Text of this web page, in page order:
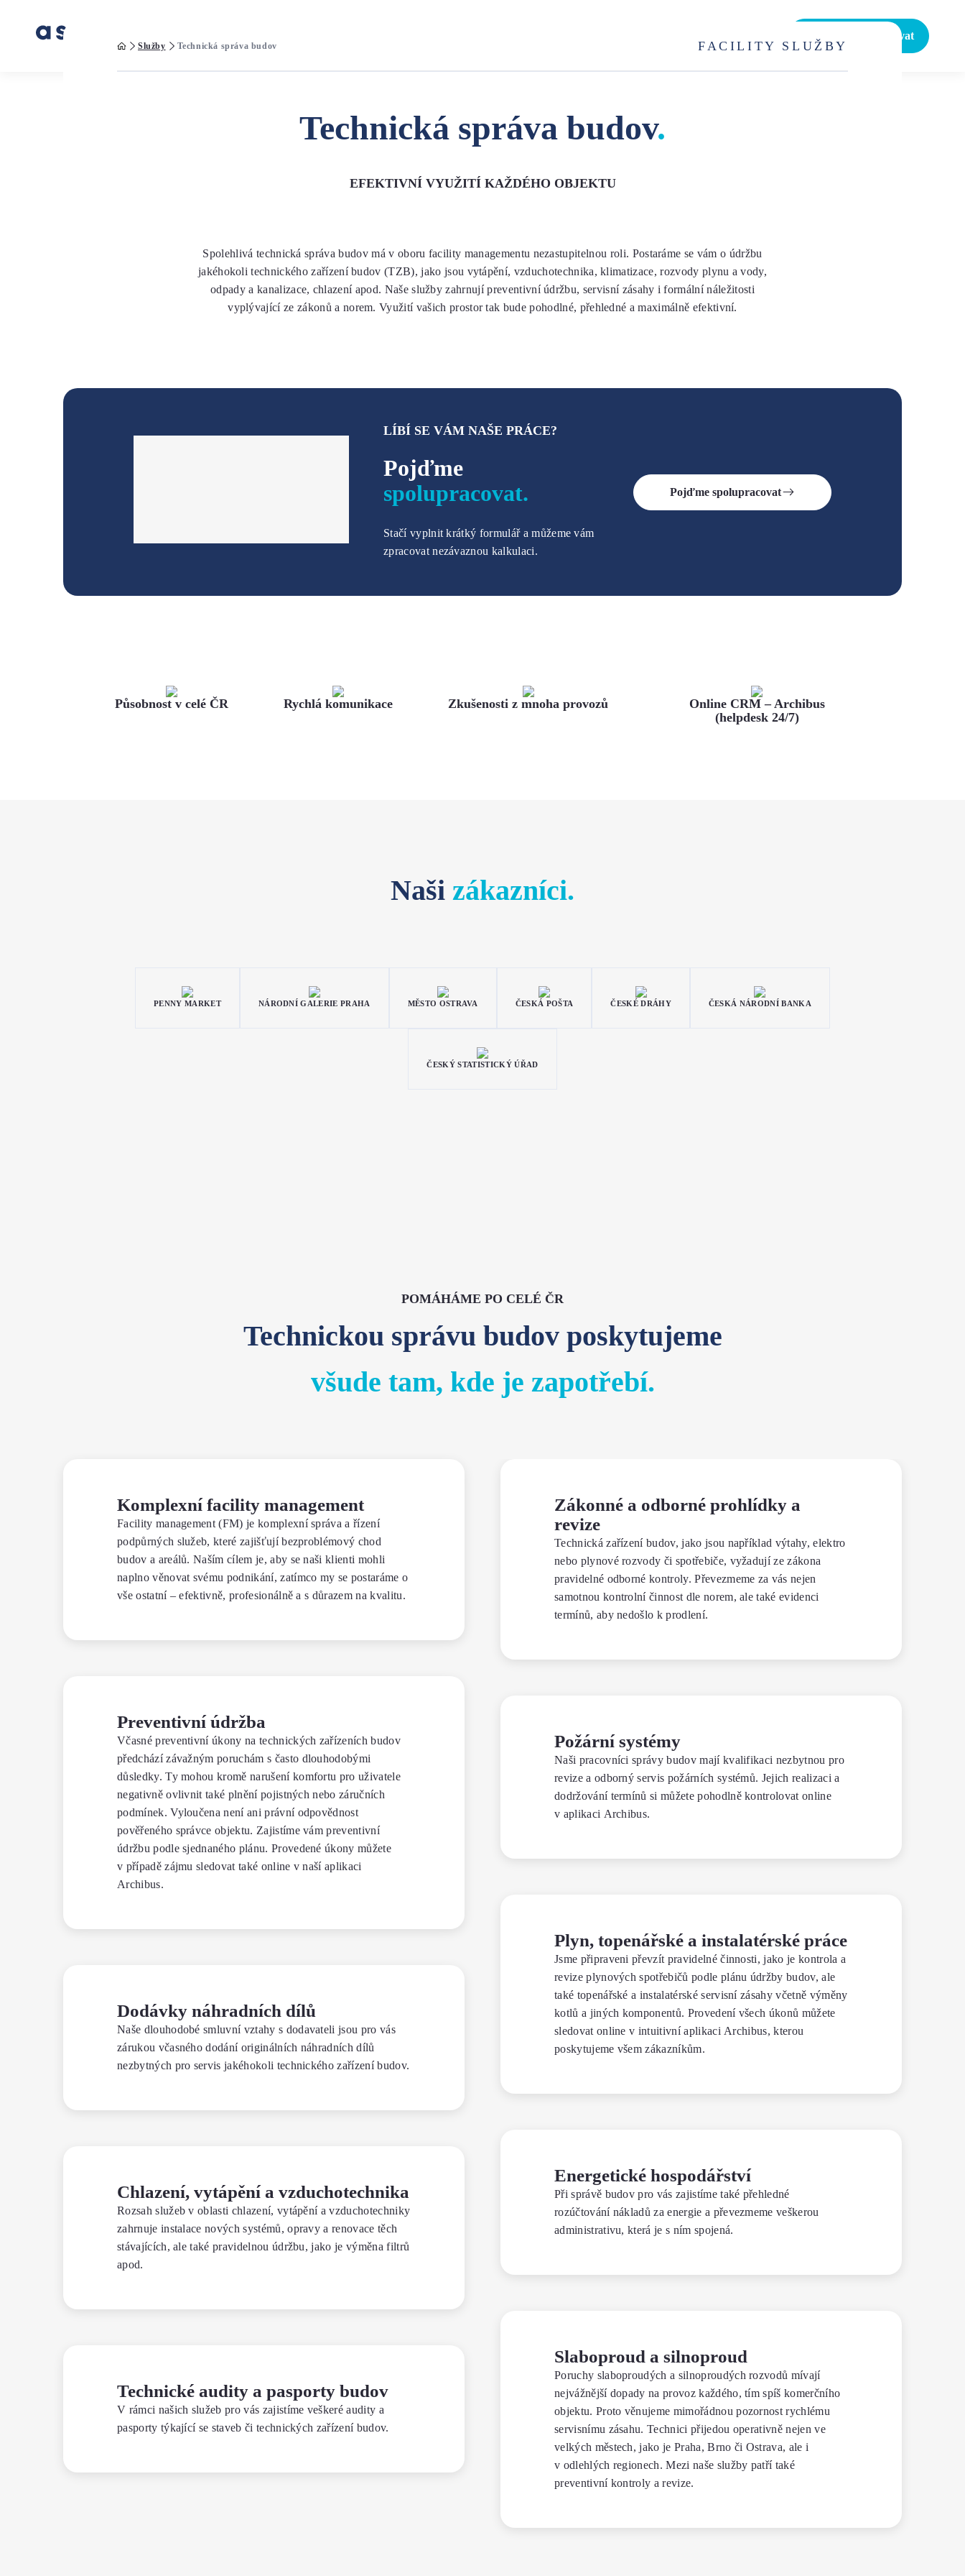
Pojďme spolupracovat
Služby Technická správa budov FACILITY SLUŽBY
Technická správa budov.
EFEKTIVNÍ VYUŽITÍ KAŽDÉHO OBJEKTU
Spolehlivá technická správa budov má v oboru facility managementu nezastupitelnou roli. Postaráme se vám o údržbu
jakéhokoli technického zařízení budov (TZB), jako jsou vytápění, vzduchotechnika, klimatizace, rozvody plynu a vody,
odpady a kanalizace, chlazení apod. Naše služby zahrnují preventivní údržbu, servisní zásahy i formální náležitosti
vyplývající ze zákonů a norem. Využití vašich prostor tak bude pohodlné, přehledné a maximálně efektivní.
LÍBÍ SE VÁM NAŠE PRÁCE?
Pojďme
spolupracovat.
Stačí vyplnit krátký formulář a můžeme vám
zpracovat nezávaznou kalkulaci.
Pojďme spolupracovat
Působnost v celé ČR Rychlá komunikace Zkušenosti z mnoha provozů
Online CRM – Archibus
(helpdesk 24/7)
Naši zákazníci.
PENNY MARKET NÁRODNÍ GALERIE PRAHA MĚSTO OSTRAVA ČESKÁ POŠTA ČESKÉ DRÁHY ČESKÁ NÁRODNÍ BANKA
ČESKÝ STATISTICKÝ ÚŘAD
POMÁHÁME PO CELÉ ČR
Technickou správu budov poskytujeme
všude tam, kde je zapotřebí.
Komplexní facility management
Facility management (FM) je komplexní správa a řízení
podpůrných služeb, které zajišťují bezproblémový chod
budov a areálů. Naším cílem je, aby se naši klienti mohli
naplno věnovat svému podnikání, zatímco my se postaráme o
vše ostatní – efektivně, profesionálně a s důrazem na kvalitu.
Preventivní údržba
Včasné preventivní úkony na technických zařízeních budov
předchází závažným poruchám s často dlouhodobými
důsledky. Ty mohou kromě narušení komfortu pro uživatele
negativně ovlivnit také plnění pojistných nebo záručních
podmínek. Vyloučena není ani právní odpovědnost
pověřeného správce objektu. Zajistíme vám preventivní
údržbu podle sjednaného plánu. Provedené úkony můžete
v případě zájmu sledovat také online v naší aplikaci
Archibus.
Dodávky náhradních dílů
Naše dlouhodobé smluvní vztahy s dodavateli jsou pro vás
zárukou včasného dodání originálních náhradních dílů
nezbytných pro servis jakéhokoli technického zařízení budov.
Chlazení, vytápění a vzduchotechnika
Rozsah služeb v oblasti chlazení, vytápění a vzduchotechniky
zahrnuje instalace nových systémů, opravy a renovace těch
stávajících, ale také pravidelnou údržbu, jako je výměna filtrů
apod.
Technické audity a pasporty budov
V rámci našich služeb pro vás zajistíme veškeré audity a
pasporty týkající se staveb či technických zařízení budov.
Zákonné a odborné prohlídky a
revize
Technická zařízení budov, jako jsou například výtahy, elektro
nebo plynové rozvody či spotřebiče, vyžadují ze zákona
pravidelné odborné kontroly. Převezmeme za vás nejen
samotnou kontrolní činnost dle norem, ale také evidenci
termínů, aby nedošlo k prodlení.
Požární systémy
Naši pracovníci správy budov mají kvalifikaci nezbytnou pro
revize a odborný servis požárních systémů. Jejich realizaci a
dodržování termínů si můžete pohodlně kontrolovat online
v aplikaci Archibus.
Plyn, topenářské a instalatérské práce
Jsme připraveni převzít pravidelné činnosti, jako je kontrola a
revize plynových spotřebičů podle plánu údržby budov, ale
také topenářské a instalatérské servisní zásahy včetně výměny
kotlů a jiných komponentů. Provedení všech úkonů můžete
sledovat online v intuitivní aplikaci Archibus, kterou
poskytujeme všem zákazníkům.
Energetické hospodářství
Při správě budov pro vás zajistíme také přehledné
rozúčtování nákladů za energie a převezmeme veškerou
administrativu, která je s ním spojená.
Slaboproud a silnoproud
Poruchy slaboproudých a silnoproudých rozvodů mívají
nejvážnější dopady na provoz každého, tím spíš komerčního
objektu. Proto věnujeme mimořádnou pozornost rychlému
servisnímu zásahu. Technici přijedou operativně nejen ve
velkých městech, jako je Praha, Brno či Ostrava, ale i
v odlehlých regionech. Mezi naše služby patří také
preventivní kontroly a revize.